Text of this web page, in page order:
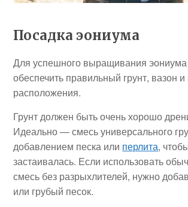
Посадка эониума
Для успешного выращивания
обеспечить правильный грунт, вазон
расположения.
Грунт должен быть очень хорошо
Идеально — смесь универсального
добавлением песка или перлита,
застаивалась. Если использовать
смесь без разрыхлителей, нужно
или грубый песок.